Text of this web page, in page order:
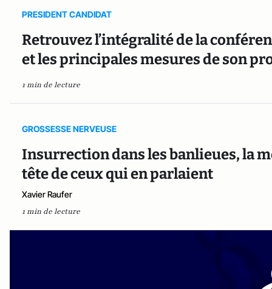
PRESIDENT CANDIDAT
Retrouvez l’intégralité de la
et les principales mesures de son
1 min de lecture
GROSSESSE NERVEUSE
Insurrection dans les banlieues, la
tête de ceux qui en parlaient
Xavier Raufer
1 min de lecture